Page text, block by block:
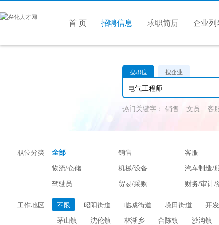
首 页 招聘信息 求职简历 企业列
搜职位 搜企业
热门关键字： 销售 文员 客
职位分类 全部 销售
客服
物流/仓储
机械/设备
汽车制造/
驾驶员
贸易/采购
财务/审计/
美容/美发
市场/媒介/公关
广告/会展/咨询
服装/纺织
工作地区 不限 昭阳街道 临城街道 垛田街道
开
茅山镇
沈伦镇 林湖乡 合陈镇 沙沟镇